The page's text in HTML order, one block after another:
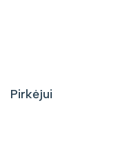
Pirkėjui